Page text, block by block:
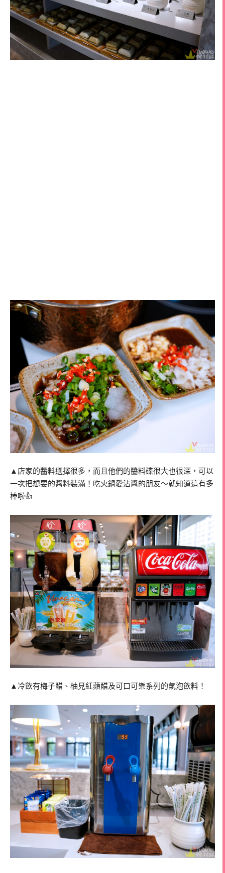
▲店家的醬料選擇很多，而且他們的醬料碟很大也很深，可以
一次把想要的醬料裝滿！吃火鍋愛沾醬的朋友～就知道這有多
棒啦👍
▲冷飲有梅子醋、柚見紅蘋醋及可口可樂系列的氣泡飲料！